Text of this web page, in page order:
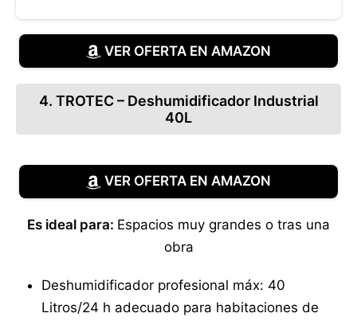
VER OFERTA EN AMAZON
4. TROTEC – Deshumidificador Industrial
40L
VER OFERTA EN AMAZON
Es ideal para: Espacios muy grandes o tras una
obra
Deshumidificador profesional máx: 40
Litros/24 h adecuado para habitaciones de